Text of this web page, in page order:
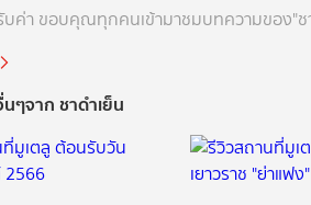
ค่า ขอบคุณทุกคนเข้ามาชมบทความของ"ช
ๆจาก ชาดำเย็น